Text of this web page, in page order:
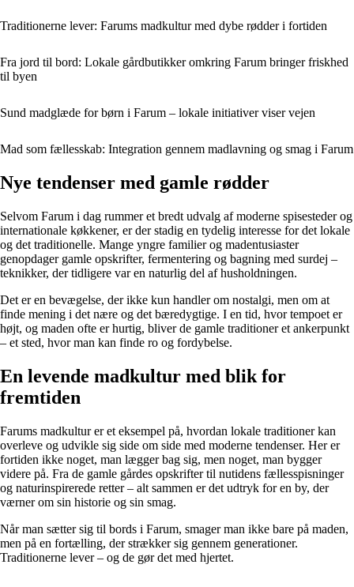
Traditionerne lever: Farums madkultur med dybe rødder i fortiden
Fra jord til bord: Lokale gårdbutikker omkring Farum bringer friskhed
til byen
Sund madglæde for børn i Farum – lokale initiativer viser vejen
Mad som fællesskab: Integration gennem madlavning og smag i Farum
Nye tendenser med gamle rødder
Selvom Farum i dag rummer et bredt udvalg af moderne spisesteder og
internationale køkkener, er der stadig en tydelig interesse for det lokale
og det traditionelle. Mange yngre familier og madentusiaster
genopdager gamle opskrifter, fermentering og bagning med surdej –
teknikker, der tidligere var en naturlig del af husholdningen.
Det er en bevægelse, der ikke kun handler om nostalgi, men om at
finde mening i det nære og det bæredygtige. I en tid, hvor tempoet er
højt, og maden ofte er hurtig, bliver de gamle traditioner et ankerpunkt
– et sted, hvor man kan finde ro og fordybelse.
En levende madkultur med blik for
fremtiden
Farums madkultur er et eksempel på, hvordan lokale traditioner kan
overleve og udvikle sig side om side med moderne tendenser. Her er
fortiden ikke noget, man lægger bag sig, men noget, man bygger
videre på. Fra de gamle gårdes opskrifter til nutidens fællesspisninger
og naturinspirerede retter – alt sammen er det udtryk for en by, der
værner om sin historie og sin smag.
Når man sætter sig til bords i Farum, smager man ikke bare på maden,
men på en fortælling, der strækker sig gennem generationer.
Traditionerne lever – og de gør det med hjertet.